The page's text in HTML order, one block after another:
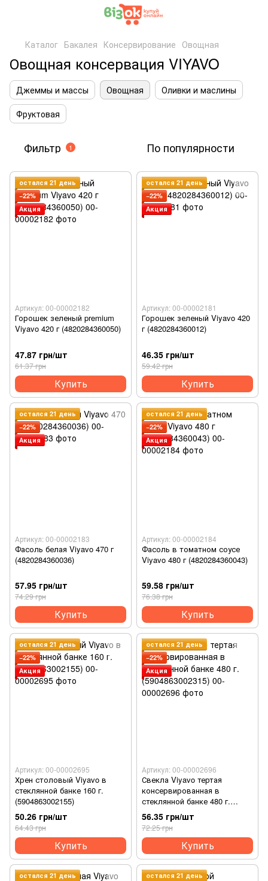
Каталог Бакалея Консервирование Овощная
Овощная консервация VIYAVO
Джеммы и массы Овощная
Оливки и маслины
Фруктовая
Фильтр 1 По популярности
остался 21 день
−22%
Акция
Артикул: 00-00002182
Горошек зеленый premium
Viyavo 420 г (4820284360050)
47.87 грн/шт
61.37 грн
Купить
остался 21 день
−22%
Акция
Артикул: 00-00002181
Горошек зеленый Viyavo 420
г (4820284360012)
46.35 грн/шт
59.42 грн
Купить
остался 21 день
−22%
Акция
Артикул: 00-00002183
Фасоль белая Viyavo 470 г
(4820284360036)
57.95 грн/шт
74.29 грн
Купить
остался 21 день
−22%
Акция
Артикул: 00-00002184
Фасоль в томатном соусе
Viyavo 480 г (4820284360043)
59.58 грн/шт
76.38 грн
Купить
остался 21 день
−22%
Акция
Артикул: 00-00002695
Хрен столовый Viyavo в
стеклянной банке 160 г.
(5904863002155)
50.26 грн/шт
64.43 грн
Купить
остался 21 день
−22%
Акция
Артикул: 00-00002696
Свекла Viyavo тертая
консервированная в
стеклянной банке 480 г.
(5904863002315)
56.35 грн/шт
72.25 грн
Купить
остался 21 день
остался 21 день